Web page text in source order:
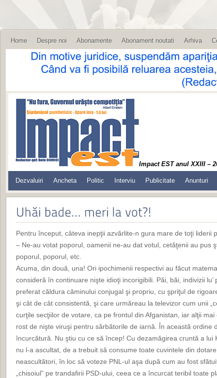
Home Despre noi Abonamente Abonament noutati Arhiva
Impact EST anul XXIII –
Dezvaluiri Ancheta Politic Interviu Publicitate Anunturi
Pentru început, câteva inepţii azvărlite-n gura mare de toţi liderii
– Ne-au votat poporul, oamenii ne-au dat votul, cetăţenii au pus
poporul, poporul, etc.
Acuma, din două, una! Ori ipochimenii respectivi au făcut
consideră în continuare nişte idioţi incorigibili. Păi, băi, indivizii lu’
preferat căldura căminului conjugal şi propriu, cu şpriţul de
şi cât de cât consistentă, şi care urmăreau la televizor cum unii
curţile secţiilor de votare, ca pe frontul din Afganistan, iar alţii
rost de nişte viruşi pentru sărbătorile de iarnă. În această ordine
încurcătură. Nu ştiu cu ce să încep! Cu dezamăgirea cruntă a lui
nu l-a ascultat, de a trebuit să consume toate cuvintele din
neascultători, în loc să voteze PNL-ul aşa după cum au fost
„chisoiul” pe trandafirii PSD-ului, ceea ce a încurcat teribil toate